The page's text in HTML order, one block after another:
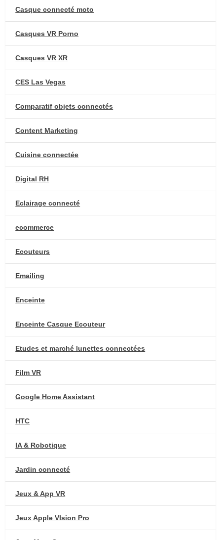
Casque connecté moto
Casques VR Porno
Casques VR XR
CES Las Vegas
Comparatif objets connectés
Content Marketing
Cuisine connectée
Digital RH
Eclairage connecté
ecommerce
Ecouteurs
Emailing
Enceinte
Enceinte Casque Ecouteur
Etudes et marché lunettes connectées
Film VR
Google Home Assistant
HTC
IA & Robotique
Jardin connecté
Jeux & App VR
Jeux Apple VIsion Pro